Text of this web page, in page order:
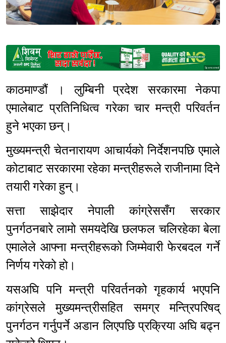
Sponsored
काठमाण्डौं । लुम्बिनी प्रदेश सरकारमा नेकपा
एमालेबाट प्रतिनिधित्व गरेका चार मन्त्री परिवर्तन
हुने भएका छन्।
मुख्यमन्त्री चेतनारायण आचार्यको निर्देशनपछि एमाले
कोटाबाट सरकारमा रहेका मन्त्रीहरूले राजीनामा दिने
तयारी गरेका हुन्।
सत्ता साझेदार नेपाली कांग्रेससँग सरकार
पुनर्गठनबारे लामो समयदेखि छलफल चलिरहेका बेला
एमालेले आफ्ना मन्त्रीहरूको जिम्मेवारी फेरबदल गर्ने
निर्णय गरेको हो।
यसअघि पनि मन्त्री परिवर्तनको गृहकार्य भएपनि
कांग्रेसले मुख्यमन्त्रीसहित समग्र मन्त्रिपरिषद्
पुनर्गठन गर्नुपर्ने अडान लिएपछि प्रक्रिया अघि बढ्न